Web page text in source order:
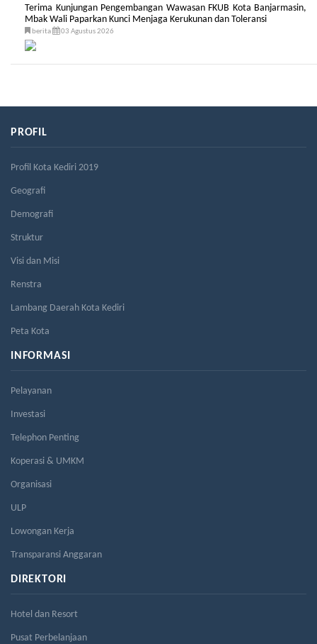
Terima Kunjungan Pengembangan Wawasan FKUB Kota Banjarmasin,
Mbak Wali Paparkan Kunci Menjaga Kerukunan dan Toleransi
berita 03 Agustus 2026
PROFIL
Profil Kota Kediri 2019
Geografi
Demografi
Struktur
Visi dan Misi
Renstra
Lambang Daerah Kota Kediri
Peta Kota
INFORMASI
Pelayanan
Investasi
Telephon Penting
Koperasi & UMKM
Organisasi
ULP
Lowongan Kerja
Transparansi Anggaran
DIREKTORI
Hotel dan Resort
Pusat Perbelanjaan